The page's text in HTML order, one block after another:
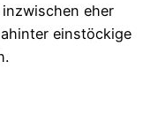
eher
einstöckige